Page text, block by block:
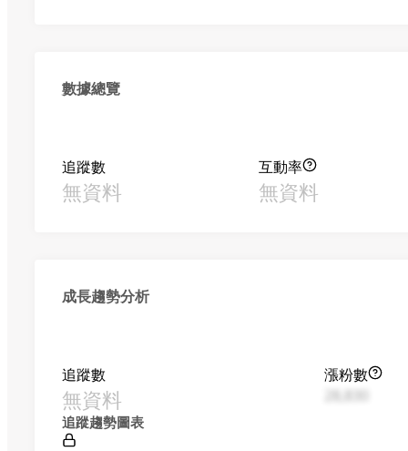
數據總覽
追蹤數
無資料
互動率
無資料
成長趨勢分析
追蹤數
無資料
漲粉數
追蹤趨勢圖表